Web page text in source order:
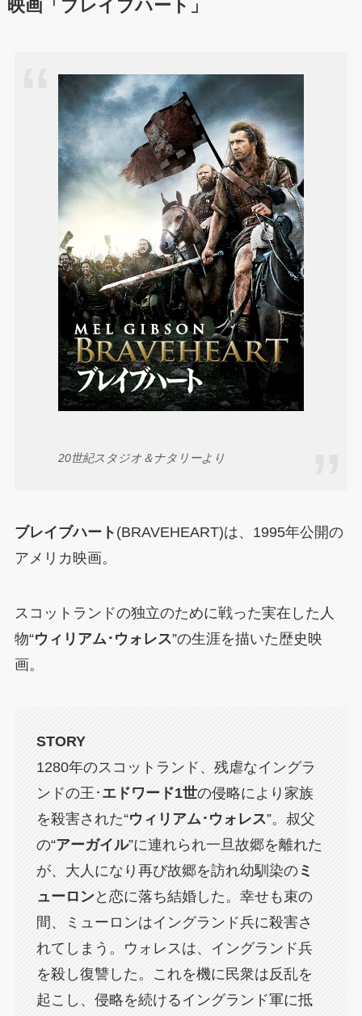
映画「ブレイブハート」
20世紀スタジオ＆ナタリーより
ブレイブハート (BRAVEHEART)は、1995年公開の
アメリカ映画。
スコットランドの独立のために戦った実在した人
物“ウィリアム･ウォレス”の生涯を描いた歴史映
画。
STORY
1280年のスコットランド、残虐なイングラ
ンドの王･ エドワード1世の侵略により家族
を殺害された“ウィリアム･ウォレス”。叔父
の“アーガイル”に連れられ一旦故郷を離れた
が、大人になり再び故郷を訪れ幼馴染のミ
ューロンと恋に落ち結婚した。幸せも束の
間、ミューロンはイングランド兵に殺害さ
れてしまう。ウォレスは、イングランド兵
を殺し復讐した。これを機に民衆は反乱を
起こし、侵略を続けるイングランド軍に抵